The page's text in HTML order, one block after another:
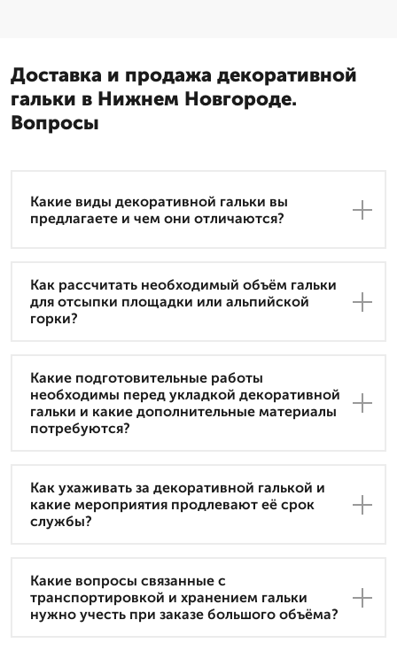
Доставка и продажа декоративной
гальки в Нижнем Новгороде.
Вопросы
Какие виды декоративной гальки вы
предлагаете и чем они отличаются?
Как рассчитать необходимый объём гальки
для отсыпки площадки или альпийской
горки?
Какие подготовительные работы
необходимы перед укладкой декоративной
гальки и какие дополнительные материалы
потребуются?
Как ухаживать за декоративной галькой и
какие мероприятия продлевают её срок
службы?
Какие вопросы связанные с
транспортировкой и хранением гальки
нужно учесть при заказе большого объёма?